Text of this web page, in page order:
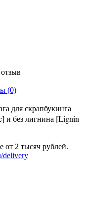
(0)
для скрапбукинга
и без лигнина [Lignin-
от 2 тысяч рублей.
delivery